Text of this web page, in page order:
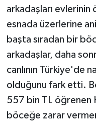
arkadaşları
esnada üzerlerine
başta sıradan bir
arkadaşlar, daha
canlının Türkiye'de
olduğunu fark etti.
557 bin TL öğrenen
böceğe zarar